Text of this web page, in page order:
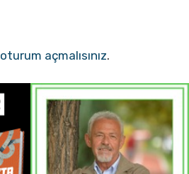
oturum açmalısınız.